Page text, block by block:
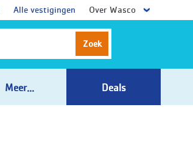
Alle vestigingen Over Wasco
Zoek
Meer... Deals